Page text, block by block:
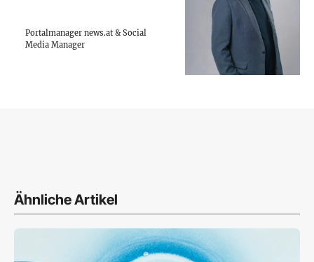
Portalmanager news.at & Social
Media Manager
Ähnliche Artikel